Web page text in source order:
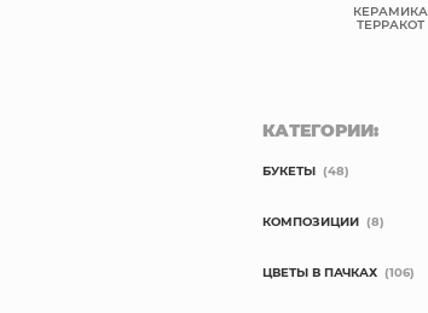
КЕРАМИКА
ТЕРРАКОТ
КАТЕГОРИИ:
БУКЕТЫ (48)
КОМПОЗИЦИИ (8)
ЦВЕТЫ В ПАЧКАХ (106)